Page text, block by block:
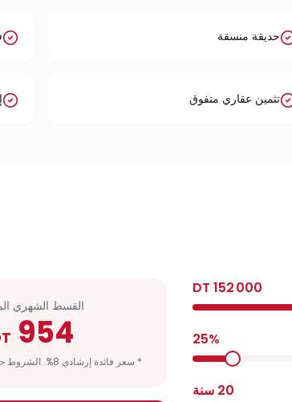
حديقة منسقة
تثمين عقاري متفوق
152 000
25%
20 سنة
القسط الشهري
954
* سعر فائدة إرشادي 8%. الشروط حسب ملف المغترب.